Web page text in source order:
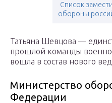
Список
обороны
Татьяна Шевцова —
прошлой команды
вошла в состав нового
Министерство
Федерации